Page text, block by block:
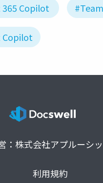
Copilot
Copilot
：株式会社アプルーシ
利用規約